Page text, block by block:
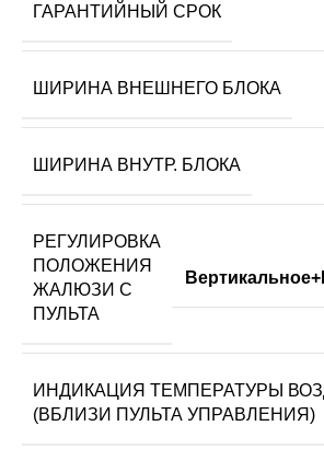
ГАРАНТИЙНЫЙ СРОК
ШИРИНА ВНЕШНЕГО БЛОКА
ШИРИНА ВНУТР. БЛОКА
РЕГУЛИРОВКА
ПОЛОЖЕНИЯ
ЖАЛЮЗИ С
ПУЛЬТА
ИНДИКАЦИЯ ТЕМПЕРАТУРЫ
(ВБЛИЗИ ПУЛЬТА УПРАВЛЕНИЯ)